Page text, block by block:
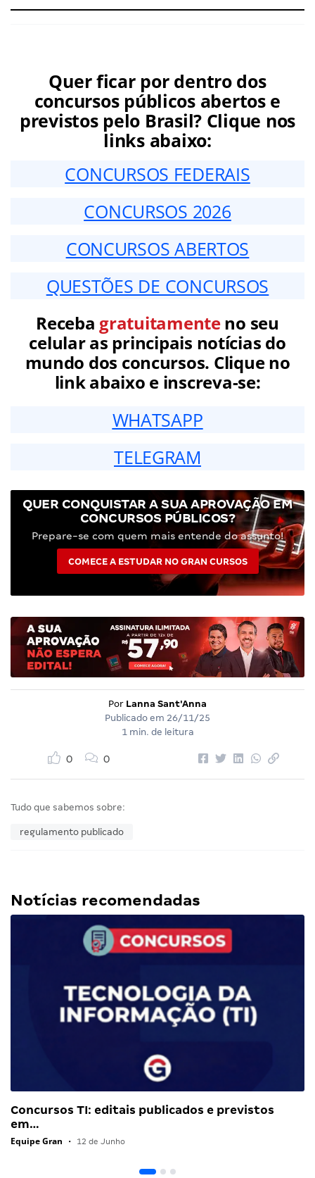
Quer ficar por dentro dos
concursos públicos abertos e
previstos pelo Brasil? Clique nos
links abaixo:
CONCURSOS FEDERAIS
CONCURSOS 2026
CONCURSOS ABERTOS
QUESTÕES DE CONCURSOS
Receba gratuitamenteno seu
celular as principais notícias do
mundo dos concursos. Clique no
link abaixo e inscreva-se:
WHATSAPP
TELEGRAM
QUER CONQUISTAR A SUA APROVAÇÃO EM
CONCURSOS PÚBLICOS?
Prepare-se com quem mais entende do assunto!
COMECE A ESTUDAR NO GRAN CURSOS
Por Lanna Sant'Anna
Publicado em 26/11/25
1 min. de leitura
0 0
Tudo que sabemos sobre:
regulamento publicado
Notícias recomendadas
Concursos TI: editais publicados e previstos
em…
Equipe Gran • 12 de Junho